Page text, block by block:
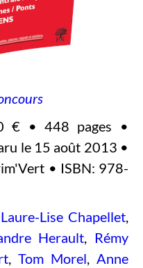
€ • 448 pages •
le 15 août 2013 •
• ISBN: 978-
Laure-Lise Chapellet,
Herault, Rémy
, Tom Morel, Anne